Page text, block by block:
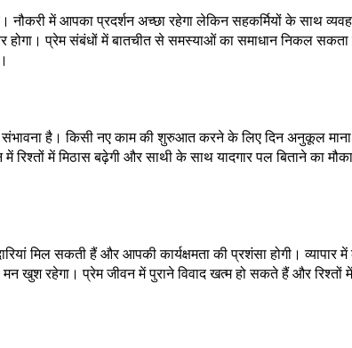
में आपका प्रदर्शन अच्छा रहेगा लेकिन सहकर्मियों के साथ
प्रेम संबंधों में बातचीत से समस्याओं का समाधान निकल
संभावना है। किसी नए काम की शुरुआत करने के लिए दिन अनुकूल
में मिठास बढ़ेगी और साथी के साथ यादगार पल बिताने का
मिल सकती हैं और आपकी कार्यक्षमता की प्रशंसा होगी।
खुश रहेगा। प्रेम जीवन में पुराने विवाद खत्म हो सकते हैं और रिश्तों